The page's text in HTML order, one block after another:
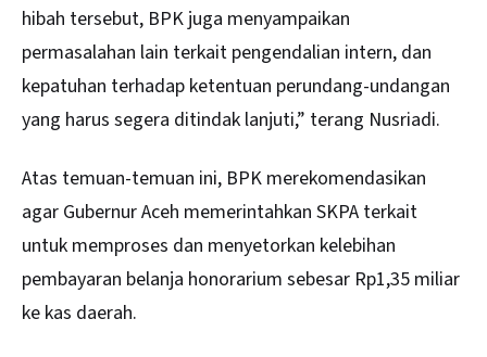
hibah tersebut, BPK juga menyampaikan
permasalahan lain terkait pengendalian intern, dan
kepatuhan terhadap ketentuan perundang-undangan
yang harus segera ditindak lanjuti,” terang Nusriadi.
Atas temuan-temuan ini, BPK merekomendasikan
agar Gubernur Aceh memerintahkan SKPA terkait
untuk memproses dan menyetorkan kelebihan
pembayaran belanja honorarium sebesar Rp1,35 miliar
ke kas daerah.